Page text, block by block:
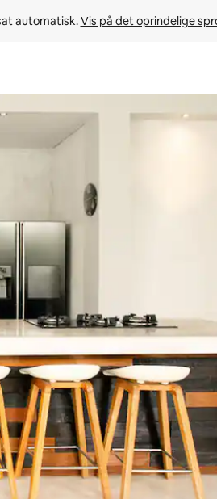
automatisk. Vis på det oprindelige
se mere ved at trykke eller stryge.